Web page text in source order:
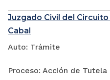
Juzgado Civil del
Cabal
Auto: Trámite
Proceso: Acción de Tutela